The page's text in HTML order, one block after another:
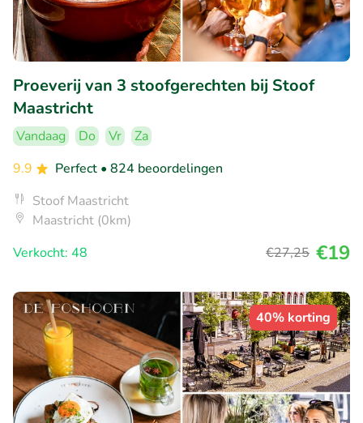
Proeverij van 3 stoofgerechten bij Stoof
Maastricht
Vandaag Do Vr
Za
9.9
Perfect • 824 beoordelingen
Stoof Maastricht
Maastricht (0km)
Verkocht: 48
€27,25 €19
40% korting